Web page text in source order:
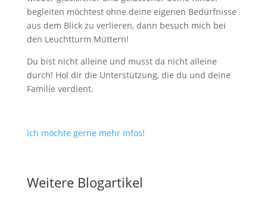
begleiten möchtest ohne deine eigenen Bedürfnisse
aus dem Blick zu verlieren, dann besuch mich bei
den Leuchtturm Müttern!
Du bist nicht alleine und musst da nicht alleine
durch! Hol dir die Unterstützung, die du und deine
Familie verdient.
Ich möchte gerne mehr Infos!
Weitere Blogartikel